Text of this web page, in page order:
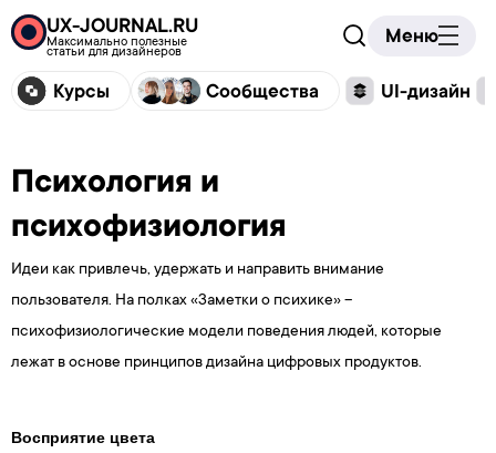
UX-JOURNAL.RU
Максимально полезные
статьи для дизайнеров
Меню
Курсы Сообщества UI-дизайн
Психология и
психофизиология
Идеи как привлечь, удержать и направить внимание
пользователя. На полках «Заметки о психике» –
психофизиологические модели поведения людей, которые
лежат в основе принципов дизайна цифровых продуктов.
Восприятие цвета